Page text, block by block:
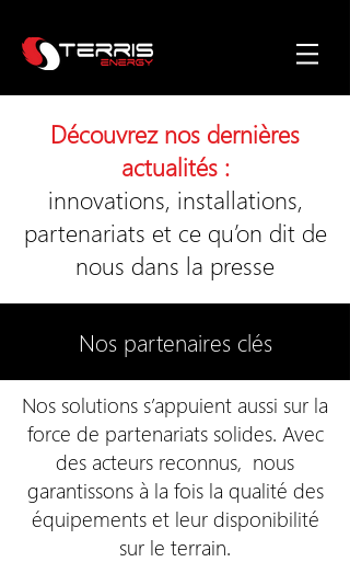
Découvrez nos dernières
actualités :
innovations, installations,
partenariats et ce qu’on dit de
nous dans la presse
Nos partenaires clés
Nos solutions s’appuient aussi sur la
force de partenariats solides. Avec
des acteurs reconnus, nous
garantissons à la fois la qualité des
équipements et leur disponibilité
sur le terrain.